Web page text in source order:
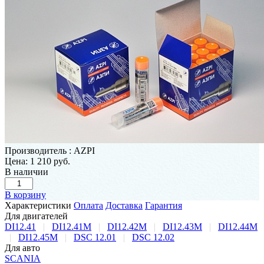
Производитель : AZPI
Цена: 1 210 руб.
В наличии
В корзину
Характеристики Оплата Доставка Гарантия
Для двигателей
DI12.41
| DI12.41M | DI12.42M | DI12.43M |
DI12.44M
|
DI12.45M | DSC 12.01 |
DSC 12.02
Для авто
SCANIA